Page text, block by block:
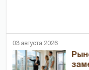
03 августа 2026